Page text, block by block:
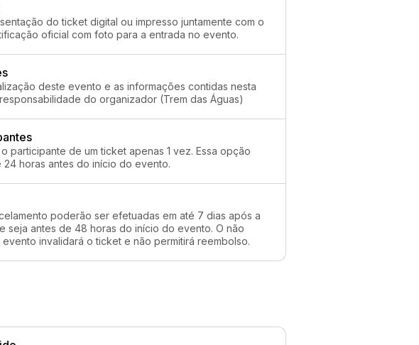
do ticket digital ou impresso juntamente com o
oficial com foto para a entrada no evento.
deste evento e as informações contidas nesta
do organizador (Trem das Águas)
participante de um ticket apenas 1 vez. Essa opção
horas antes do início do evento.
poderão ser efetuadas em até 7 dias após a
seja antes de 48 horas do início do evento. O não
invalidará o ticket e não permitirá reembolso.